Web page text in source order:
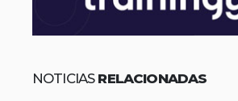
NOTICIAS RELACIONADAS